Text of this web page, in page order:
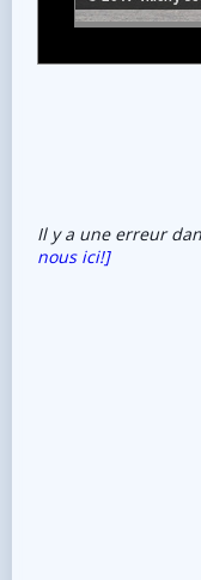
Il y a une erreur
nous ici!]